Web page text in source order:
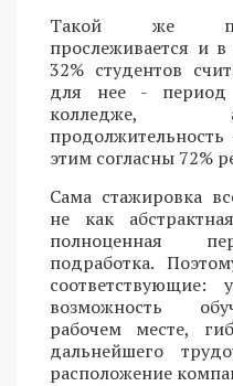
Такой же
прослеживается и
32% студентов
для нее - период
колледже,
этим согласны 72%
Сама стажировка
не как
полноценная
подработка.
соответствующие:
возможность
рабочем месте,
дальнейшего
расположение